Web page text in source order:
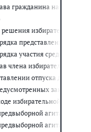
гражданина на
избирательной
представления
участия средств
члена избирательной
отпуска для
избирательной
агитации,
агитации,